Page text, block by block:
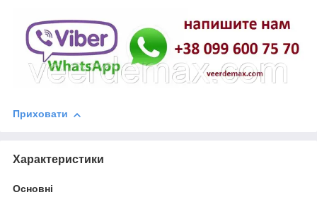
Приховати
Характеристики
Основні